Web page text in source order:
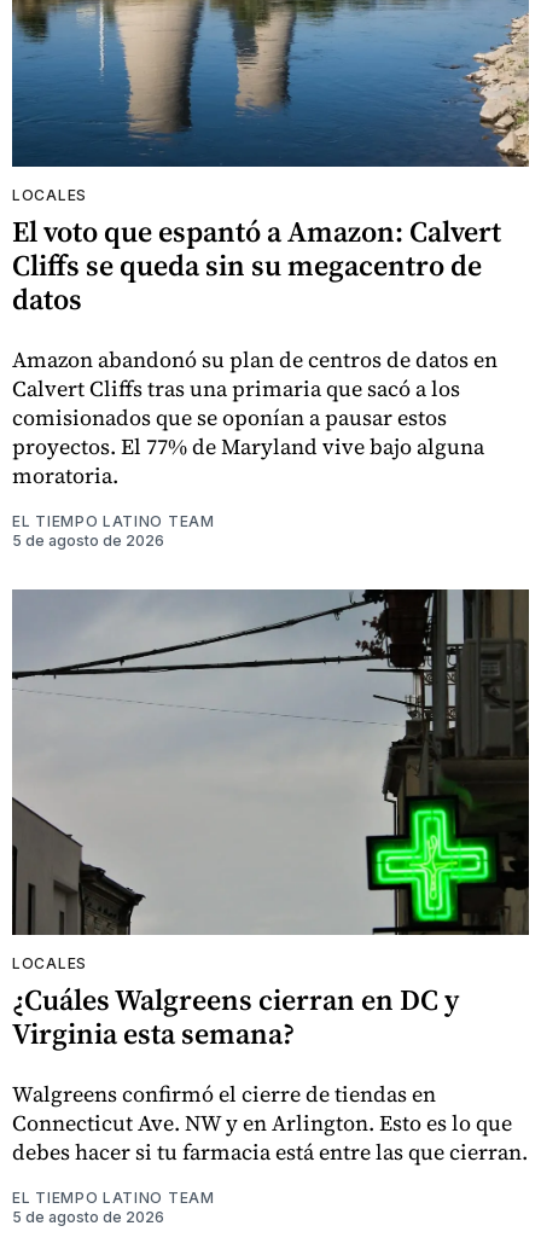
LOCALES
El voto que espantó a Amazon: Calvert
Cliffs se queda sin su megacentro de
datos
Amazon abandonó su plan de centros de datos en
Calvert Cliffs tras una primaria que sacó a los
comisionados que se oponían a pausar estos
proyectos. El 77% de Maryland vive bajo alguna
moratoria.
EL TIEMPO LATINO TEAM
5 de agosto de 2026
LOCALES
¿Cuáles Walgreens cierran en DC y
Virginia esta semana?
Walgreens confirmó el cierre de tiendas en
Connecticut Ave. NW y en Arlington. Esto es lo que
debes hacer si tu farmacia está entre las que cierran.
EL TIEMPO LATINO TEAM
5 de agosto de 2026